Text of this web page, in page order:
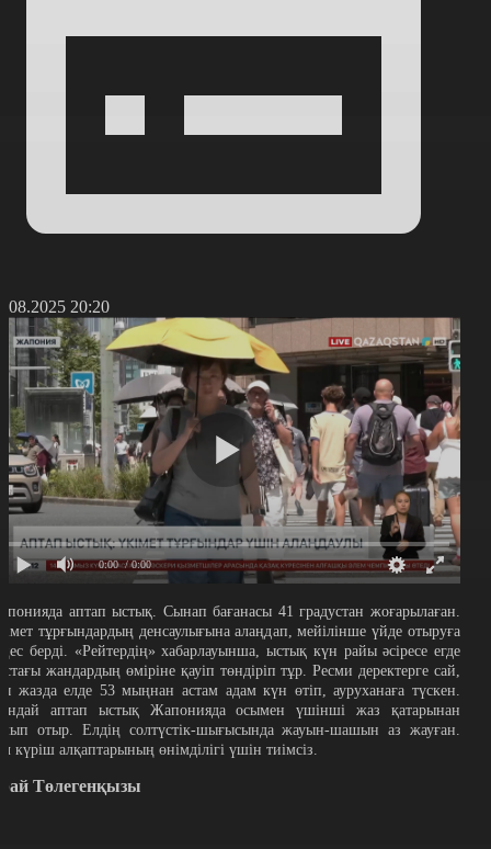
20:20
0:00 / 0:00
аптап ыстық. Сынап бағанасы 41 градустан жоғарылаған.
тұрғындардың денсаулығына алаңдап, мейілінше үйде отыруға
берді. «Рейтердің» хабарлауынша, ыстық күн райы әсіресе егде
жандардың өміріне қауіп төндіріп тұр. Ресми деректерге сай,
жазда елде 53 мыңнан астам адам күн өтіп, ауруханаға түскен.
аптап ыстық Жапонияда осымен үшінші жаз қатарынан
отыр. Елдің солтүстік-шығысында жауын-шашын аз жауған.
күріш алқаптарының өнімділігі үшін тиімсіз.
Төлегенқызы